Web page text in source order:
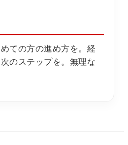
ての方の進め方を。経
のステップを。無理な